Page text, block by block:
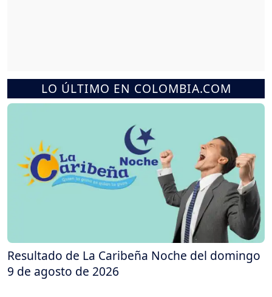
LO ÚLTIMO EN COLOMBIA.COM
Resultado de La Caribeña Noche del domingo
9 de agosto de 2026